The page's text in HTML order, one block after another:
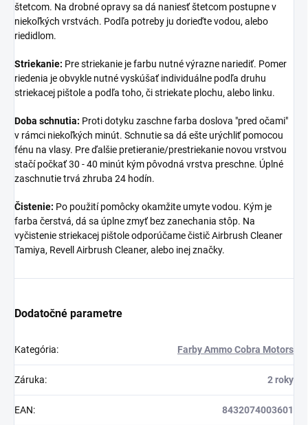
štetcom. Na drobné opravy sa dá naniesť štetcom postupne v
niekoľkých vrstvách. Podľa potreby ju dorieďte vodou, alebo
riedidlom.
Striekanie: Pre striekanie je farbu nutné výrazne nariediť. Pomer
riedenia je obvykle nutné vyskúšať individuálne podľa druhu
striekacej pištole a podľa toho, či striekate plochu, alebo linku.
Doba schnutia: Proti dotyku zaschne farba doslova "pred očami"
v rámci niekoľkých minút. Schnutie sa dá ešte urýchliť pomocou
fénu na vlasy. Pre ďalšie pretieranie/prestriekanie novou vrstvou
stačí počkať 30 - 40 minút kým pôvodná vrstva preschne. Úplné
zaschnutie trvá zhruba 24 hodín.
Čistenie: Po použití pomôcky okamžite umyte vodou. Kým je
farba čerstvá, dá sa úplne zmyť bez zanechania stôp. Na
vyčistenie striekacej pištole odporúčame čistič Airbrush Cleaner
Tamiya, Revell Airbrush Cleaner, alebo inej značky.
Dodatočné parametre
Kategória: Farby Ammo Cobra Motors
Záruka: 2 roky
EAN: 8432074003601